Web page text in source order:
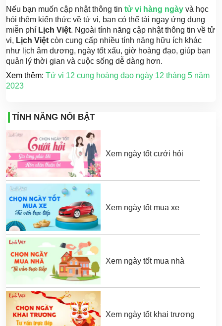
Nếu bạn muốn cập nhật thông tin tử vi hàng ngày và học
hỏi thêm kiến thức về tử vi, bạn có thể tải ngay ứng dụng
miễn phí Lịch Việt. Ngoài tính năng cập nhật thông tin về tử
vi, Lịch Việt còn cung cấp nhiều tính năng hữu ích khác
như lịch âm dương, ngày tốt xấu, giờ hoàng đạo, giúp bạn
quản lý thời gian và cuộc sống dễ dàng hơn.
Xem thêm: Tử vi 12 cung hoàng đạo ngày 12 tháng 5 năm
2023
TÍNH NĂNG NỔI BẬT
Xem ngày tốt cưới hỏi
Xem ngày tốt mua xe
Xem ngày tốt mua nhà
Xem ngày tốt khai trương